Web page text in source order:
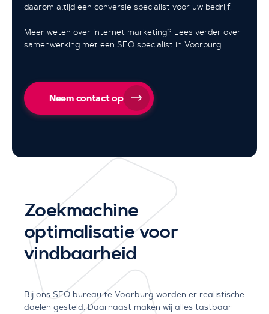
daarom altijd een conversie specialist voor uw bedrijf.
Meer weten over internet marketing? Lees verder over
samenwerking met een SEO specialist in Voorburg.
Neem contact op
Zoekmachine
optimalisatie voor
vindbaarheid
Bij ons SEO bureau te Voorburg worden er realistische
doelen gesteld. Daarnaast maken wij alles tastbaar